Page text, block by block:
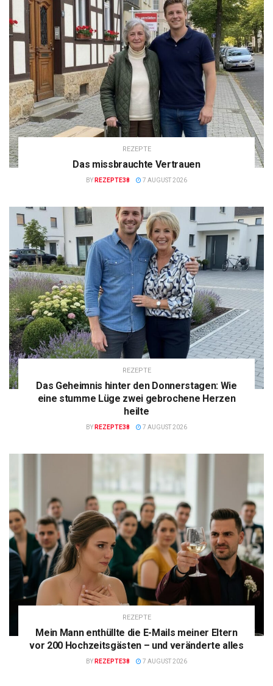
REZEPTE
Das missbrauchte Vertrauen
BY REZEPTE38 7 AUGUST 2026
REZEPTE
Das Geheimnis hinter den Donnerstagen: Wie
eine stumme Lüge zwei gebrochene Herzen
heilte
BY REZEPTE38 7 AUGUST 2026
REZEPTE
Mein Mann enthüllte die E-Mails meiner Eltern
vor 200 Hochzeitsgästen – und veränderte alles
BY REZEPTE38 7 AUGUST 2026